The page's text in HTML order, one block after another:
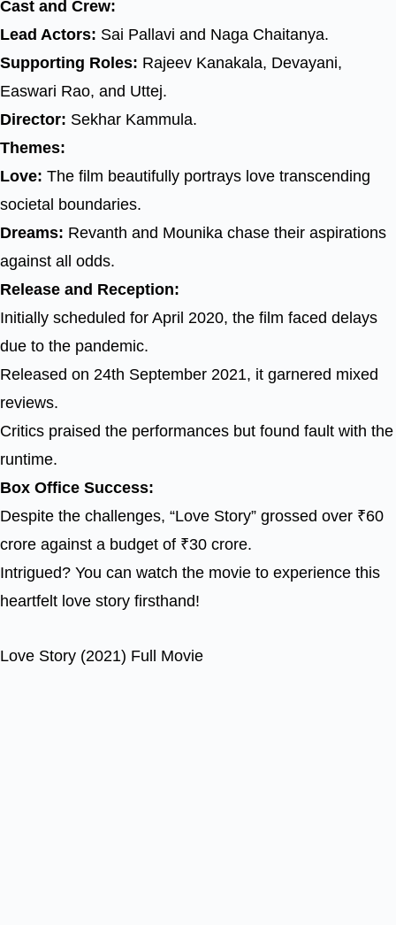
Cast and Crew:
Lead Actors: Sai Pallavi and Naga Chaitanya.
Supporting Roles: Rajeev Kanakala, Devayani,
Easwari Rao, and Uttej.
Director: Sekhar Kammula.
Themes:
Love: The film beautifully portrays love transcending
societal boundaries.
Dreams: Revanth and Mounika chase their aspirations
against all odds.
Release and Reception:
Initially scheduled for April 2020, the film faced delays
due to the pandemic.
Released on 24th September 2021, it garnered mixed
reviews.
Critics praised the performances but found fault with the
runtime.
Box Office Success:
Despite the challenges, “Love Story” grossed over ₹60
crore against a budget of ₹30 crore.
Intrigued? You can watch the movie to experience this
heartfelt love story firsthand!
Love Story (2021) Full Movie